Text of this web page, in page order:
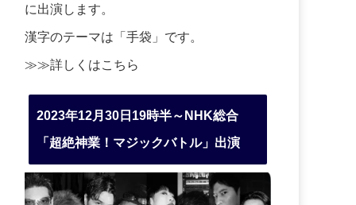
に出演します。
漢字のテーマは「手袋」です。
≫≫詳しくはこちら
2023年12月30日19時半～NHK総合
「超絶神業！マジックバトル」出演